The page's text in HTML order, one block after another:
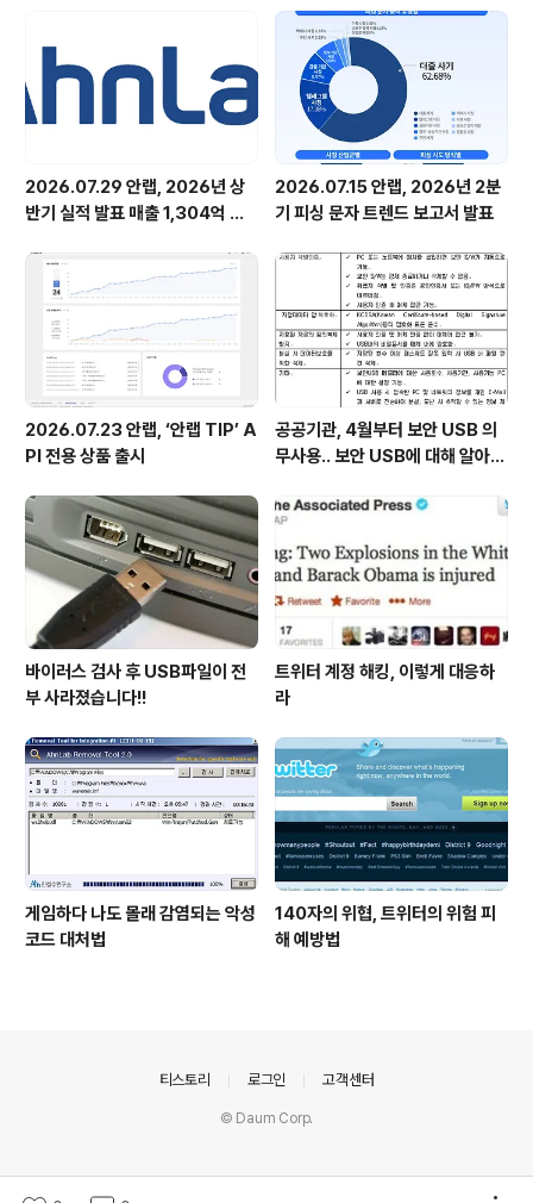
심심치 않게 들려오는 해킹 사건에 박과장은 밤잠을 설칠
지경에 이르는데... 안철수연구소, 신개념 웹보안 솔루션
‘사이트케어 엔터프라이즈’ 안녕하세요. 안랩인입니다. 이
러한 고민을 해결하기 위해 안철수연..
2026.07.29 안랩, 2026년 상
반기 실적 발표 매출 1,304억 원,
2026.07.15 안랩, 2026년 2분
기 피싱 문자 트렌드 보고서 발표
2026.07.23 안랩, ‘안랩 TIP’ A
PI 전용 상품 출시
공공기관, 4월부터 보안 USB 의
무사용.. 보안 USB에 대해 알아봅
바이러스 검사 후 USB파일이 전
부 사라졌습니다!!
트위터 계정 해킹, 이렇게 대응하
라
게임하다 나도 몰래 감염되는 악성
코드 대처법
140자의 위협, 트위터의 위험 피
해 예방법
티스토리 로그인 고객센터
© Daum Corp.